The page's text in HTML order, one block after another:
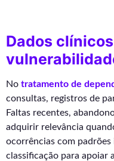
Dados
No tratamento de
consultas, registros de
Faltas recentes,
adquirir relevância
ocorrências com
classificação para apoiar